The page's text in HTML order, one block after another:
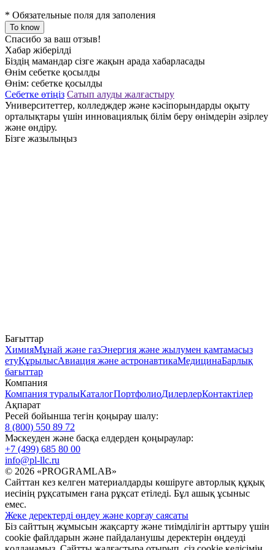
* Обязательные поля для заполения
To know
Спасибо за ваш отзыв!
Хабар жіберілді
Біздің мамандар сізге жақын арада хабарласады
Өнім себетке қосылды
Өнім: себетке қосылды
Себетке өтіңіз Сатып алуды жалғастыру
Университеттер, колледждер және кәсіпорындарды оқыту
орталықтары үшін инновациялық білім беру өнімдерін әзірлеу
және өндіру.
Бізге жазылыңыз
Бағыттар
ХимияМұнай және газЭнергия және жылумен қамтамасыз
етуҚұрылысАвиация және астронавтикаМедицинаБарлық
бағыттар
Компания
Компания туралыКаталогПортфолиоДилерлерКонтактілер
Ақпарат
Ресей бойынша тегін қоңырау шалу:
8 (800) 550 89 72
Мәскеуден және басқа елдерден қоңыраулар:
+7 (499) 685 80 00
info@pl-llc.ru
© 2026 «PROGRAMLAB»
Сайттан кез келген материалдарды көшіруге авторлық құқық
иесінің рұқсатымен ғана рұқсат етіледі. Бұл ашық ұсыныс
емес.
Жеке деректерді өңдеу және қорғау саясаты
Біз сайттың жұмысын жақсарту және тиімділігін арттыру үшін
cookie файлдарын және пайдаланушы деректерін өңдеуді